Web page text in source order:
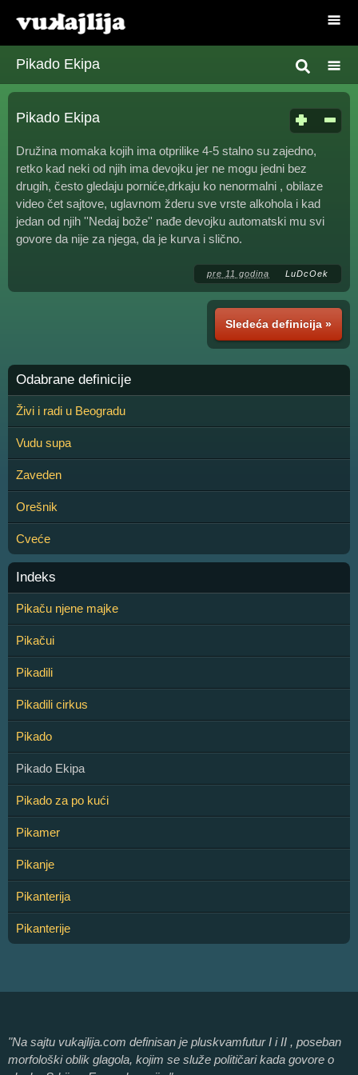
Pikado Ekipa
Pikado Ekipa
Družina momaka kojih ima otprilike 4-5 stalno su zajedno,
retko kad neki od njih ima devojku jer ne mogu jedni bez
drugih, često gledaju porniće,drkaju ko nenormalni , obilaze
video čet sajtove, uglavnom žderu sve vrste alkohola i kad
jedan od njih ''Nedaj bože'' nađe devojku automatski mu svi
govore da nije za njega, da je kurva i slično.
pre 11 godina LuDcOek
Sledeća definicija »
Odabrane definicije
Živi i radi u Beogradu
Vudu supa
Zaveden
Orešnik
Cveće
Indeks
Pikaču njene majke
Pikačui
Pikadili
Pikadili cirkus
Pikado
Pikado Ekipa
Pikado za po kući
Pikamer
Pikanje
Pikanterija
Pikanterije
"Na sajtu vukajlija.com definisan je pluskvamfutur I i II , poseban
morfološki oblik glagola, kojim se služe političari kada govore o